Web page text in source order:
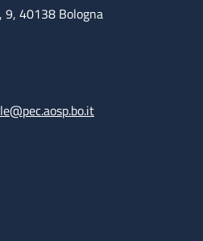
9, 40138 Bologna